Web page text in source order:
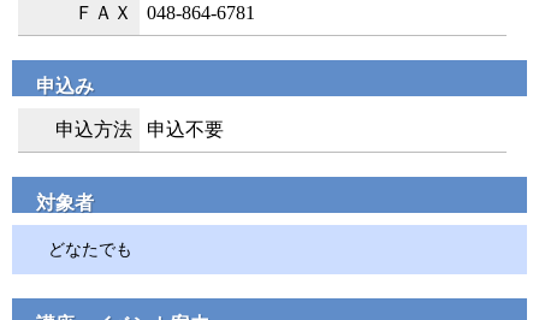
ＦＡＸ 048-864-6781
申込み
申込方法 申込不要
対象者
どなたでも